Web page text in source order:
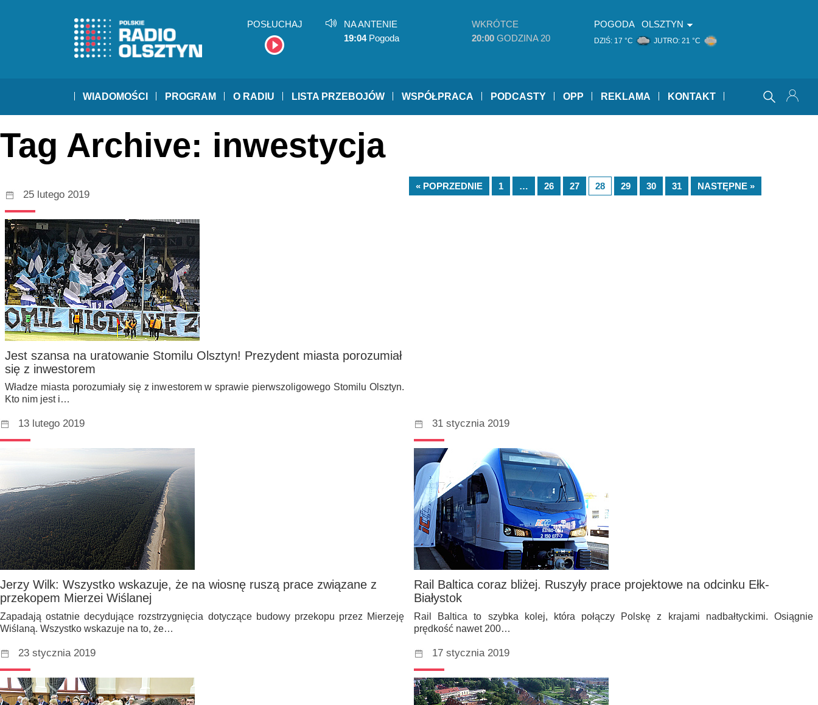
POSŁUCHAJ
NA ANTENIE
19:04Pogoda
WKRÓTCE
20:00 GODZINA 20
POGODA OLSZTYN
DZIŚ: 17 °C JUTRO: 21 °C
WIADOMOŚCI PROGRAM O RADIU LISTA PRZEBOJÓW WSPÓŁPRACA PODCASTY OPP REKLAMA KONTAKT
Tag Archive: inwestycja
25 lutego 2019
Jest szansa na uratowanie Stomilu Olsztyn! Prezydent miasta porozumiał
się z inwestorem
Władze miasta porozumiały się z inwestorem w sprawie pierwszoligowego Stomilu Olsztyn.
Kto nim jest i…
13 lutego 2019
Jerzy Wilk: Wszystko wskazuje, że na wiosnę ruszą prace związane z
przekopem Mierzei Wiślanej
Zapadają ostatnie decydujące rozstrzygnięcia dotyczące budowy przekopu przez Mierzeję
Wiślaną. Wszystko wskazuje na to, że…
31 stycznia 2019
Rail Baltica coraz bliżej. Ruszyły prace projektowe na odcinku Ełk-
Białystok
Rail Baltica to szybka kolej, która połączy Polskę z krajami nadbałtyckimi. Osiągnie
prędkość nawet 200…
23 stycznia 2019 17 stycznia 2019
« POPRZEDNIE 1 … 26 27 28 29 30 31 NASTĘPNE »